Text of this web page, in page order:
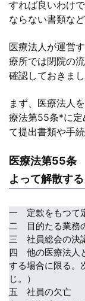
すれば良いわけ
ならない書類など
医療法人が運営
療所では閉院の
確認しておきまし
まず、医療法人
療法第55条*に定
て提出書類や手
医療法第55条
よって解散する
一 定款をもつて
二 目的たる業務
三 社員総会の決
四 他の医療法人
する場合に限る。
じ。）
五 社員の欠亡